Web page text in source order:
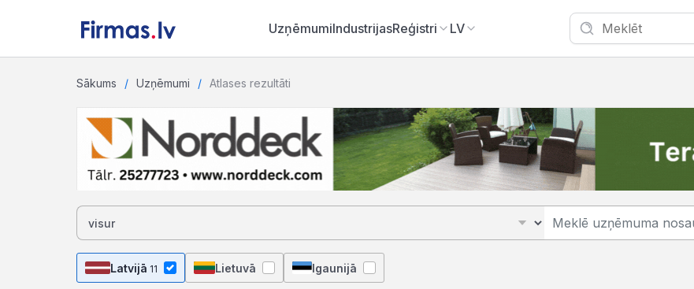
UzņēmumiIndustrijasReģistri LV
Sākums Uzņēmumi Atlases rezultāti
Latvijā 11 Lietuvā Igaunijā